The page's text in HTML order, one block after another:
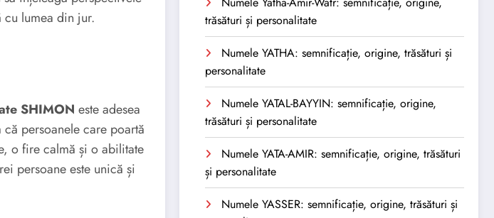
cu lumea din jur.
SHIMON este adesea
persoanele care poartă
o fire calmă și o abilitate
persoane este unică și
trăsături și personalitate
Numele YATHA: semnificație, origine, trăsături și
personalitate
Numele YATAL-BAYYIN: semnificație, origine,
trăsături și personalitate
Numele YATA-AMIR: semnificație, origine, trăsături
și personalitate
Numele YASSER: semnificație, origine, trăsături și